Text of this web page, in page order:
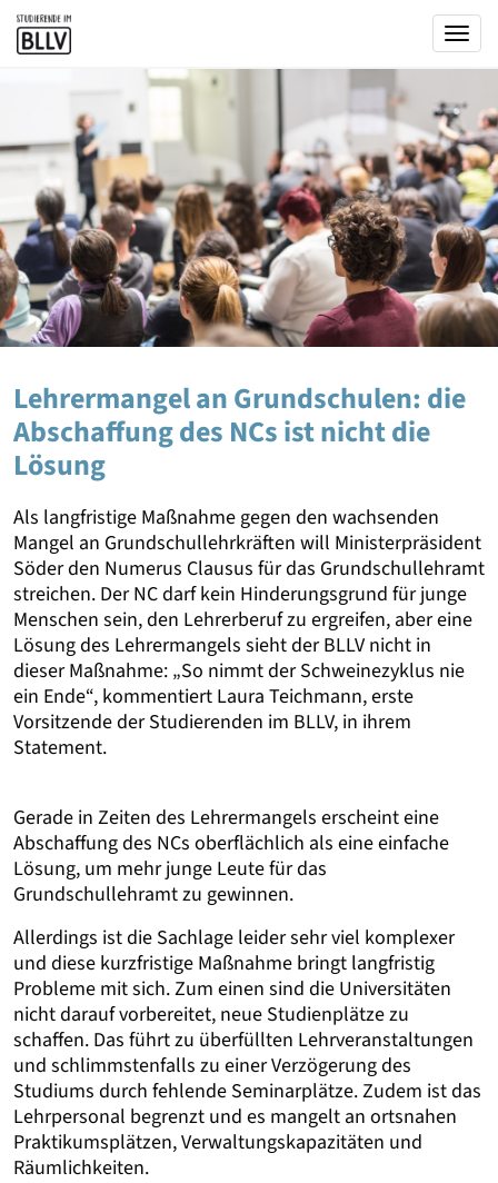
Lehrermangel an Grundschulen: die
Abschaffung des NCs ist nicht die
Lösung
Als langfristige Maßnahme gegen den wachsenden
Mangel an Grundschullehrkräften will Ministerpräsident
Söder den Numerus Clausus für das Grundschullehramt
streichen. Der NC darf kein Hinderungsgrund für junge
Menschen sein, den Lehrerberuf zu ergreifen, aber eine
Lösung des Lehrermangels sieht der BLLV nicht in
dieser Maßnahme: „So nimmt der Schweinezyklus nie
ein Ende“, kommentiert Laura Teichmann, erste
Vorsitzende der Studierenden im BLLV, in ihrem
Statement.
Gerade in Zeiten des Lehrermangels erscheint eine
Abschaffung des NCs oberflächlich als eine einfache
Lösung, um mehr junge Leute für das
Grundschullehramt zu gewinnen.
Allerdings ist die Sachlage leider sehr viel komplexer
und diese kurzfristige Maßnahme bringt langfristig
Probleme mit sich. Zum einen sind die Universitäten
nicht darauf vorbereitet, neue Studienplätze zu
schaffen. Das führt zu überfüllten Lehrveranstaltungen
und schlimmstenfalls zu einer Verzögerung des
Studiums durch fehlende Seminarplätze. Zudem ist das
Lehrpersonal begrenzt und es mangelt an ortsnahen
Praktikumsplätzen, Verwaltungskapazitäten und
Räumlichkeiten.